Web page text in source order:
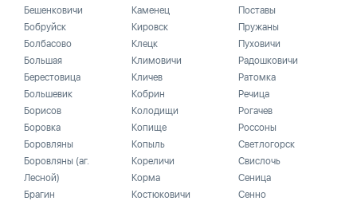
Бешенковичи
Бобруйск
Болбасово
Большая
Берестовица
Большевик
Борисов
Боровка
Боровляны
Боровляны (аг.
Лесной)
Брагин
Каменец
Кировск
Клецк
Климовичи
Кличев
Кобрин
Колодищи
Копище
Копыль
Кореличи
Корма
Костюковичи
Поставы
Пружаны
Пуховичи
Радошковичи
Ратомка
Речица
Рогачев
Россоны
Светлогорск
Свислочь
Сеница
Сенно